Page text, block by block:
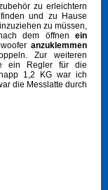
zu erleichtern
und zu Hause
zu müssen,
dem öffnen ein
anzuklemmen
Zur weiteren
ein Regler für die
1,2 KG war ich
die Messlatte durch